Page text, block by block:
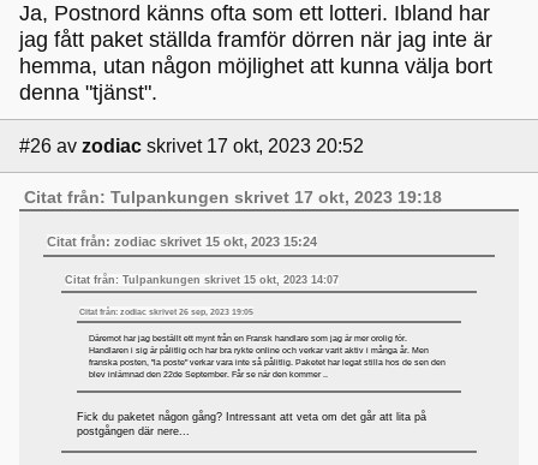
Ja, Postnord känns ofta som ett lotteri. Ibland har
jag fått paket ställda framför dörren när jag inte är
hemma, utan någon möjlighet att kunna välja bort
denna "tjänst".
#26 av zodiac skrivet 17 okt, 2023 20:52
Citat från: Tulpankungen skrivet 17 okt, 2023 19:18
Citat från: zodiac skrivet 15 okt, 2023 15:24
Citat från: Tulpankungen skrivet 15 okt, 2023 14:07
Citat från: zodiac skrivet 26 sep, 2023 19:05
Däremot har jag beställt ett mynt från en Fransk handlare som jag är mer orolig för.
Handlaren i sig är pålitlig och har bra rykte online och verkar varit aktiv i många år. Men
franska posten, "la poste" verkar vara inte så pålitlig. Paketet har legat stilla hos de sen den
blev inlämnad den 22de September. Får se när den kommer ..
Fick du paketet någon gång? Intressant att veta om det går att lita på
postgången där nere...